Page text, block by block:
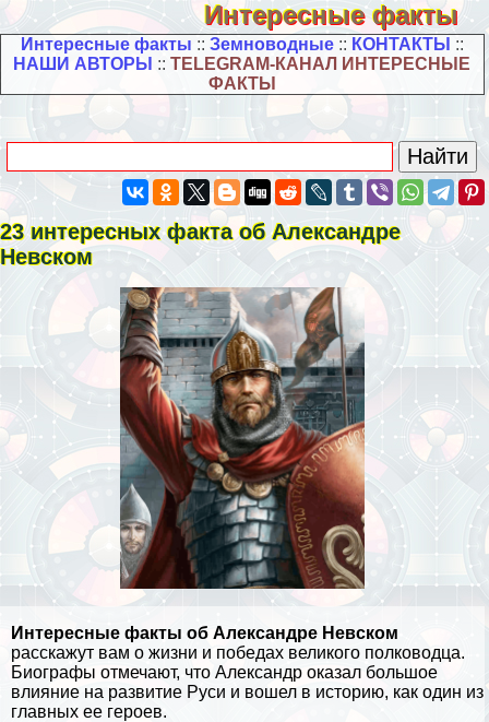
Интересные факты
Интересные факты :: Земноводные:: КОНТАКТЫ ::
НАШИ АВТОРЫ ::TELEGRAM-КАНАЛ ИНТЕРЕСНЫЕ
ФАКТЫ
23 интересных факта об Александре
Невском
Интересные факты об Александре Невском
расскажут вам о жизни и победах великого полководца.
Биографы отмечают, что Александр оказал большое
влияние на развитие Руси и вошел в историю, как один из
главных ее героев.